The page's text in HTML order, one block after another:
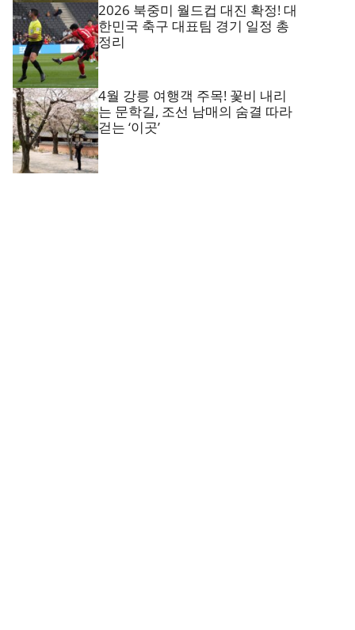
2026 북중미 월드컵 대진 확정! 대
한민국 축구 대표팀 경기 일정 총
정리
4월 강릉 여행객 주목! 꽃비 내리
는 문학길, 조선 남매의 숨결 따라
걷는 ‘이곳’